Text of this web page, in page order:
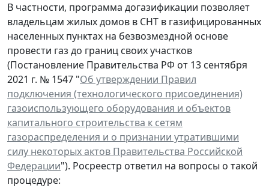
В частности, программа догазификации позволяет
владельцам жилых домов в СНТ в газифицированных
населенных пунктах на безвозмездной основе
провести газ до границ своих участков
(Постановление Правительства РФ от 13 сентября
2021 г. № 1547 "Об утверждении Правил
подключения (технологического присоединения)
газоиспользующего оборудования и объектов
капитального строительства к сетям
газораспределения и о признании утратившими
силу некоторых актов Правительства Российской
Федерации"). Росреестр ответил на вопросы о такой
процедуре: